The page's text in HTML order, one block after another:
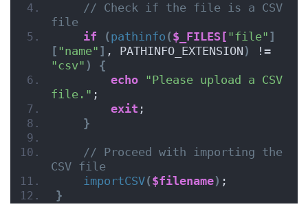
// Check if the file is a CSV
file
if
(pathinfo ($_FILES[ "file" ]
[ "name" ] , PATHINFO_EXTENSION )
"csv" )
{
echo "Please upload a CSV
file." ;
exit ;
}
// Proceed with importing the
CSV file
importCSV($filename) ;
}